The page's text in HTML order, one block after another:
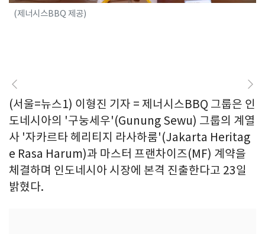
(제너시스BBQ 제공)
(서울=뉴스1) 이형진 기자 = 제너시스BBQ 그룹은 인
도네시아의 '구눙세우'(Gunung Sewu) 그룹의 계열
사 '자카르타 헤리티지 라사하룸'(Jakarta Heritag
e Rasa Harum)과 마스터 프랜차이즈(MF) 계약을
체결하며 인도네시아 시장에 본격 진출한다고 23일
밝혔다.